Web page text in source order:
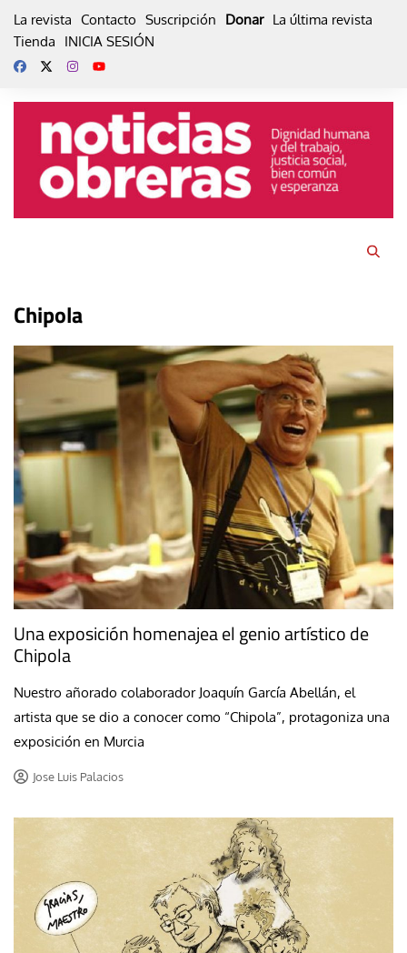
La revista Contacto Suscripción Donar La última revista
Tienda
INICIA SESIÓN
Chipola
Una exposición homenajea el genio artístico de
Chipola
Nuestro añorado colaborador Joaquín García Abellán, el
artista que se dio a conocer como “Chipola”, protagoniza una
exposición en Murcia
Jose Luis Palacios